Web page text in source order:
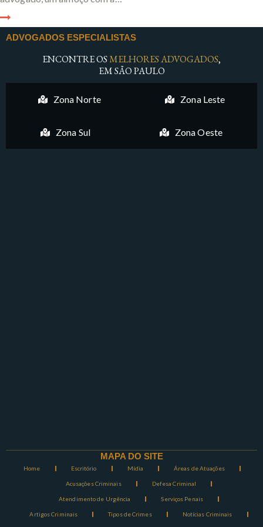
ADVOGADOS ESPECIALISTAS
ENCONTRE OSMELHORES ADVOGADOS,
EM SÃO PAULO
Zona Norte Zona Leste
Zona Sul Zona Oeste
MAPA DO SITE
Home Escritório Mídia Áreas de Atuações
Acusações Criminais Defesa Criminal
Atendimento de Urgência Serviços Penais
Artigos Criminais Tipos de Crimes Notícias Criminais